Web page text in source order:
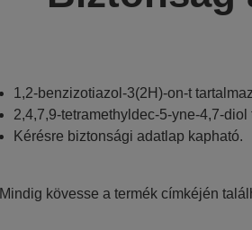
1,2-benzizotiazol-3(2H)-on-t
2,4,7,9-tetramethyldec-5-yne-4,7-
Kérésre biztonsági adatlap kapható.
Mindig kövesse a termék címkéjén